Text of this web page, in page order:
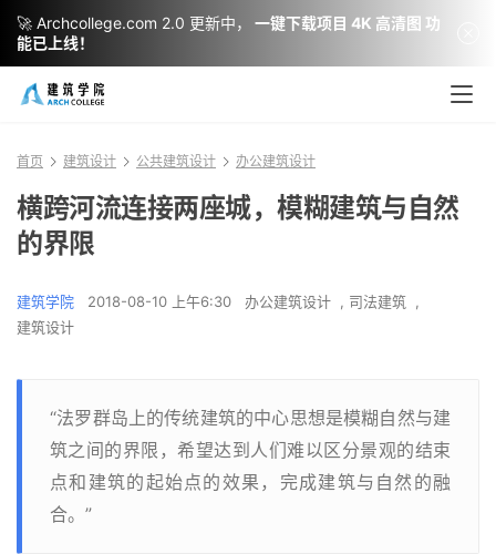
首页 建筑设计 公共建筑设计 办公建筑设计
横跨河流连接两座城，模糊建筑与自然
的界限
建筑学院 2018-08-10 上午6:30 办公建筑设计 , 司法建筑 ,
建筑设计
“法罗群岛上的传统建筑的中心思想是模糊自然与建
筑之间的界限，希望达到人们难以区分景观的结束
点和建筑的起始点的效果，完成建筑与自然的融
合。”
🚀 Archcollege.com 2.0 更新中，
一键下载项目 4K 高清图 功
能已上线！